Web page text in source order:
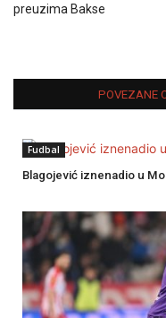
preuzima Bakse
POVEZANE
Fudbal
Blagojević iznenadio u